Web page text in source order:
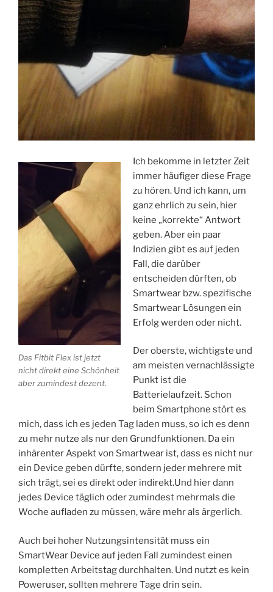
Das Fitbit Flex ist jetzt
nicht direkt eine Schönheit
aber zumindest dezent.
Ich bekomme in letzter Zeit
immer häufiger diese Frage
zu hören. Und ich kann, um
ganz ehrlich zu sein, hier
keine „korrekte“ Antwort
geben. Aber ein paar
Indizien gibt es auf jeden
Fall, die darüber
entscheiden dürften, ob
Smartwear bzw. spezifische
Smartwear Lösungen ein
Erfolg werden oder nicht.
Der oberste, wichtigste und
am meisten vernachlässigte
Punkt ist die
Batterielaufzeit. Schon
beim Smartphone stört es
mich, dass ich es jeden Tag laden muss, so ich es denn
zu mehr nutze als nur den Grundfunktionen. Da ein
inhärenter Aspekt von Smartwear ist, dass es nicht nur
ein Device geben dürfte, sondern jeder mehrere mit
sich trägt, sei es direkt oder indirekt.Und hier dann
jedes Device täglich oder zumindest mehrmals die
Woche aufladen zu müssen, wäre mehr als ärgerlich.
Auch bei hoher Nutzungsintensität muss ein
SmartWear Device auf jeden Fall zumindest einen
kompletten Arbeitstag durchhalten. Und nutzt es kein
Poweruser, sollten mehrere Tage drin sein.